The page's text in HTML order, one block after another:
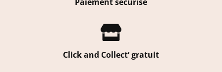

Click and Collect’ gratuit